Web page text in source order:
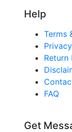
Help
Terms
Return
FAQ
Get